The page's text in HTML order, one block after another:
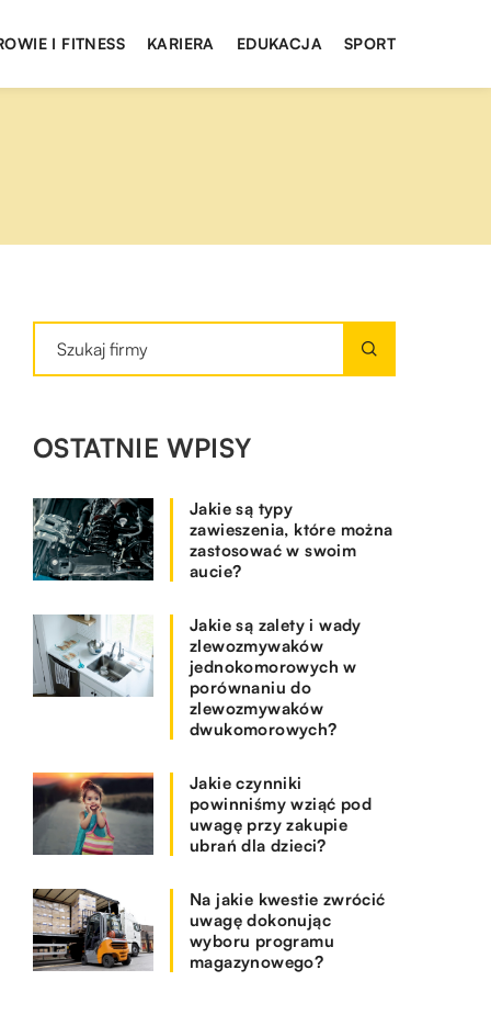
I FITNESS KARIERA EDUKACJA SPORT
OSTATNIE WPISY
Jakie są typy
zawieszenia, które można
zastosować w swoim
aucie?
Jakie są zalety i wady
zlewozmywaków
jednokomorowych w
porównaniu do
zlewozmywaków
dwukomorowych?
Jakie czynniki
powinniśmy wziąć pod
uwagę przy zakupie
ubrań dla dzieci?
Na jakie kwestie zwrócić
uwagę dokonując
wyboru programu
magazynowego?